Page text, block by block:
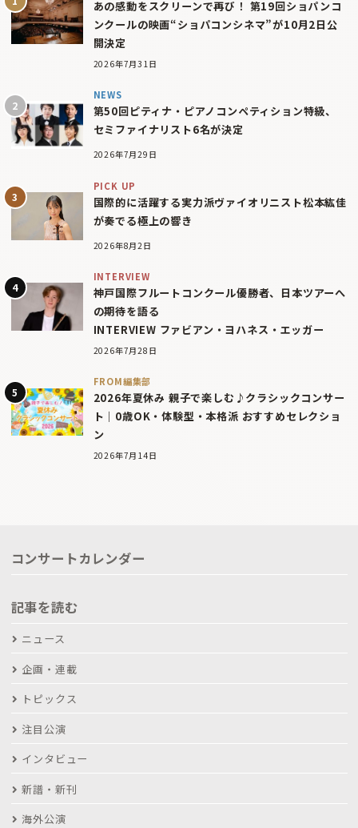
あの感動をスクリーンで再び！ 第19回ショパンコ
ンクールの映画“ショパコンシネマ”が10月2日公
開決定
2026年7月31日
NEWS
第50回ピティナ・ピアノコンペティション特級、
セミファイナリスト6名が決定
2026年7月29日
PICK UP
国際的に活躍する実力派ヴァイオリニスト松本紘佳
が奏でる極上の響き
2026年8月2日
INTERVIEW
神戸国際フルートコンクール優勝者、日本ツアーへ
の期待を語る
INTERVIEW ファビアン・ヨハネス・エッガー
2026年7月28日
FROM編集部
2026年夏休み 親子で楽しむ♪クラシックコンサー
ト｜0歳OK・体験型・本格派 おすすめセレクショ
ン
2026年7月14日
コンサートカレンダー
記事を読む
ニュース
企画・連載
トピックス
注目公演
インタビュー
新譜・新刊
海外公演